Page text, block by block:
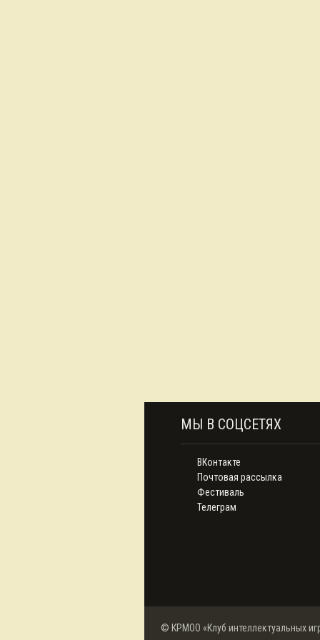
МЫ В СОЦСЕТЯХ
ВКонтакте
Почтовая рассылка
Фестиваль
Телеграм
© КРМОО «Клуб интеллектуальных